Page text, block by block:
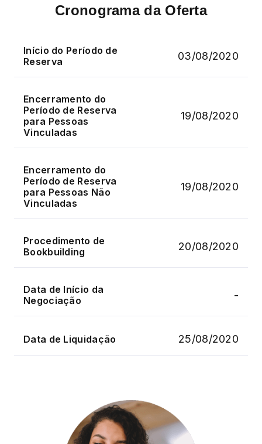
Cronograma da Oferta
Início do Período de
Reserva
03/08/2020
Encerramento do
Período de Reserva
para Pessoas
Vinculadas
19/08/2020
Encerramento do
Período de Reserva
para Pessoas Não
Vinculadas
19/08/2020
Procedimento de
Bookbuilding
20/08/2020
Data de Início da
Negociação
-
Data de Liquidação 25/08/2020